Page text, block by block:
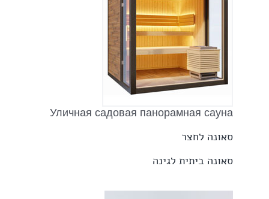
Уличная садовая панорамная сауна
סאונה לחצר
סאונה ביתית לגינה